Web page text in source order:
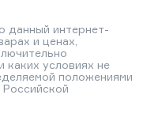
данный интернет-
и ценах,
каких условиях не
положениями